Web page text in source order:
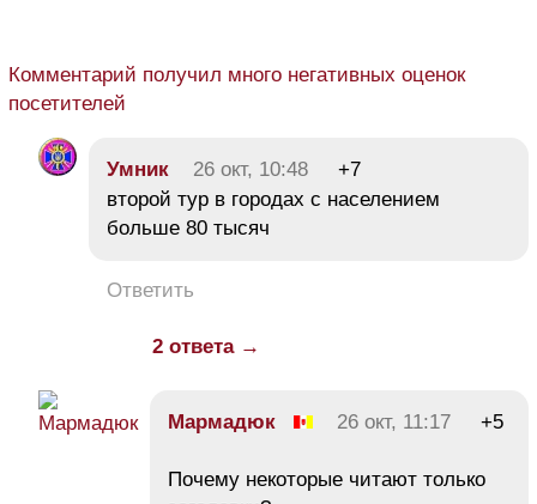
Комментарий получил много негативных оценок
посетителей
Умник 26 окт, 10:48
+7
второй тур в городах с населением
больше 80 тысяч
Ответить
2 ответа →
Мармадюк 26 окт, 11:17 +5
Почему некоторые читают только